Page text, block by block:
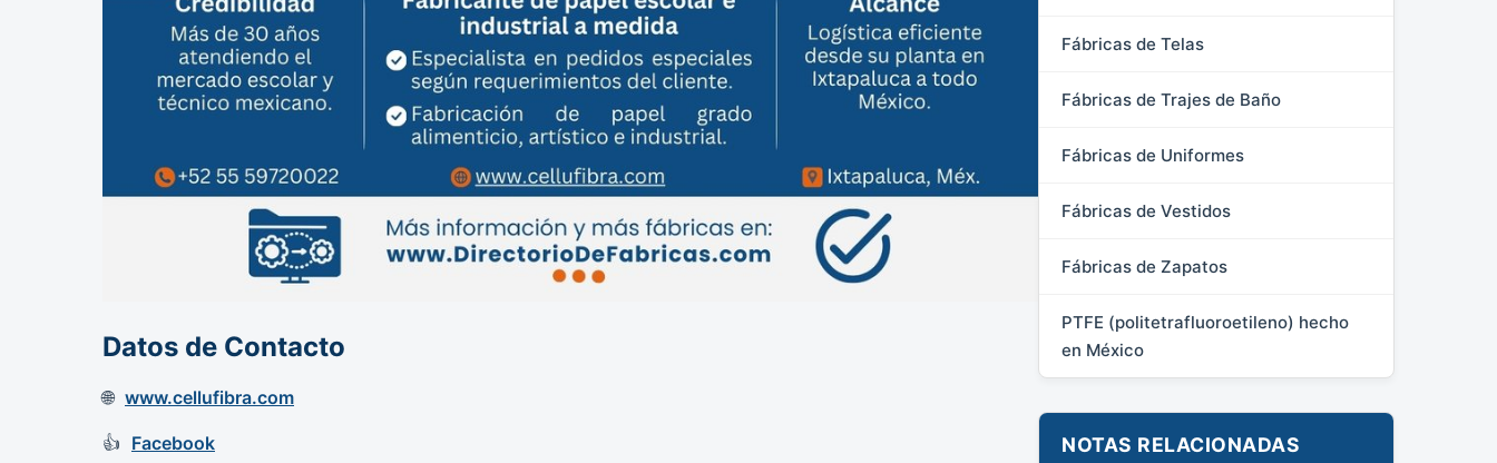
Datos de Contacto
www.cellufibra.com
Facebook
Fábricas de Telas
Fábricas de Trajes de Baño
Fábricas de Uniformes
Fábricas de Vestidos
Fábricas de Zapatos
PTFE (politetrafluoroetileno) hecho
en México
NOTAS RELACIONADAS